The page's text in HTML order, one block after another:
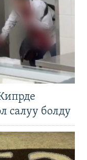
салуу болду